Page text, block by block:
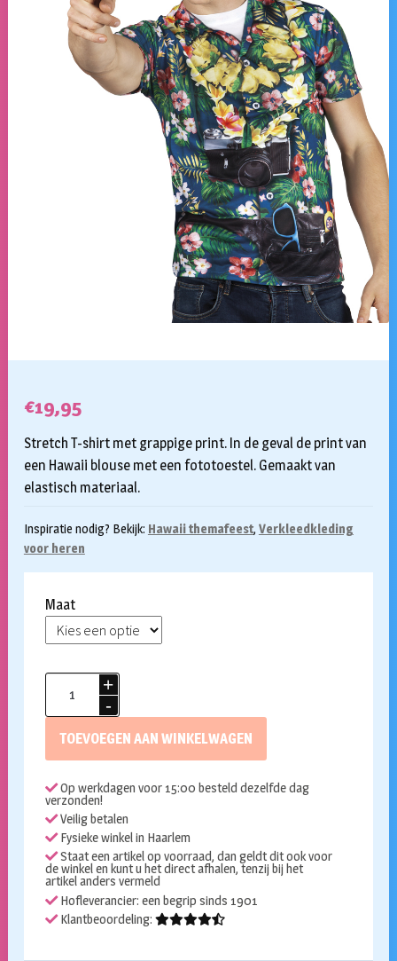
€19,95
Stretch T-shirt met grappige print. In de geval de print van
een Hawaii blouse met een fototoestel. Gemaakt van
elastisch materiaal.
Inspiratie nodig? Bekijk: Hawaii themafeest, Verkleedkleding
voor heren
Maat
Fotorealistisch
shirt
aantal
TOEVOEGEN AAN WINKELWAGEN
Op werkdagen voor 15:00 besteld dezelfde dag
verzonden!
Veilig betalen
Fysieke winkel in Haarlem
Staat een artikel op voorraad, dan geldt dit ook voor
de winkel en kunt u het direct afhalen, tenzij bij het
artikel anders vermeld
Hofleverancier: een begrip sinds 1901
Klantbeoordeling: